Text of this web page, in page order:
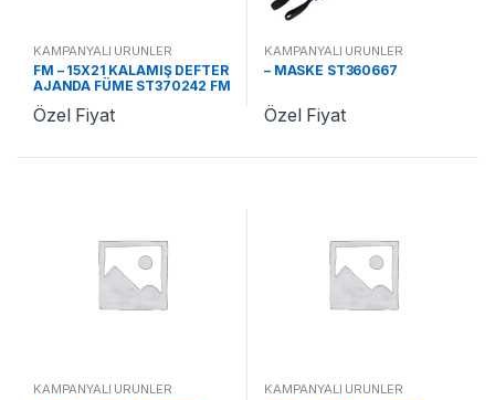
KAMPANYALI ÜRÜNLER
FM – 15X21 KALAMIŞ DEFTER
AJANDA FÜME ST370242 FM
Özel Fiyat
KAMPANYALI ÜRÜNLER
– MASKE ST360667
Özel Fiyat
KAMPANYALI ÜRÜNLER KAMPANYALI ÜRÜNLER